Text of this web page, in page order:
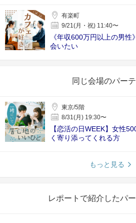
有楽町
9/21(月・祝) 11:40〜
《年収600万円以上の男
会いたい
同じ会場のパー
東京/5階
8/31(月) 19:30〜
【恋活の日WEEK】女性
く寄り添ってくれる方
もっと見る
レポートで紹介したパ